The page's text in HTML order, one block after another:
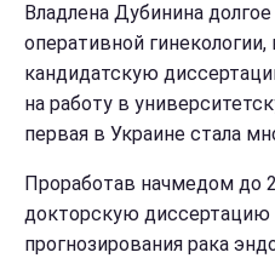
Владлена Дубинина
оперативной
кандидатскую
на работу в
первая в Украине стала
Проработав начмедом до
докторскую диссертацию
прогнозирования рака